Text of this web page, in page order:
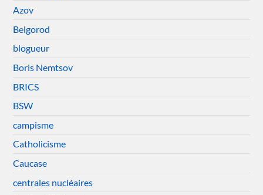
Azov
Belgorod
blogueur
Boris Nemtsov
BRICS
BSW
campisme
Catholicisme
Caucase
centrales nucléaires